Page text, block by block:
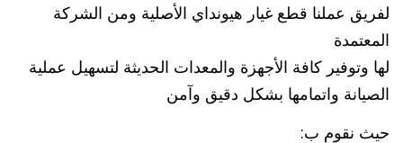
لفريق عملنا قطع غيار هيونداي الأصلية ومن الشركة
المعتمدة
لها وتوفير كافة الأجهزة والمعدات الحديثة لتسهيل عملية
الصيانة واتمامها بشكل دقيق وآمن
حيث نقوم ب: